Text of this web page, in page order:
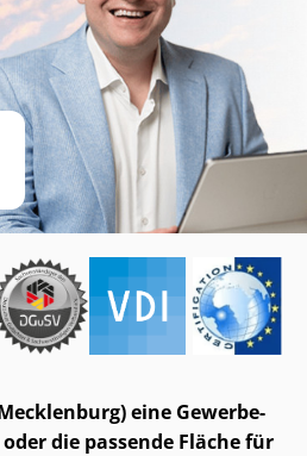
eine Ge­wer­be­
die passende Fläche für